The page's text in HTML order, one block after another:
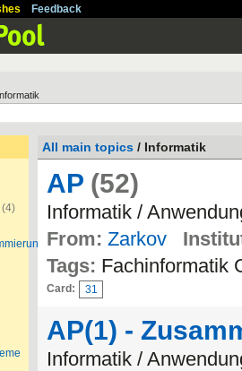
Feedback
(4)
All main topics / Informatik
AP (52)
Informatik /
From: Zarkov
Tags: Fachinformatik
Card: 31
AP(1) -
Informatik /